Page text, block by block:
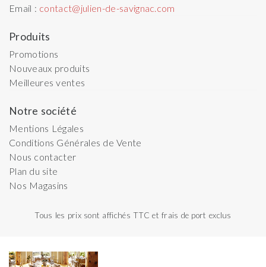
Email : contact@julien-de-savignac.com
Produits
Promotions
Nouveaux produits
Meilleures ventes
Notre société
Mentions Légales
Conditions Générales de Vente
Nous contacter
Plan du site
Nos Magasins
Tous les prix sont affichés TTC et frais de port exclus